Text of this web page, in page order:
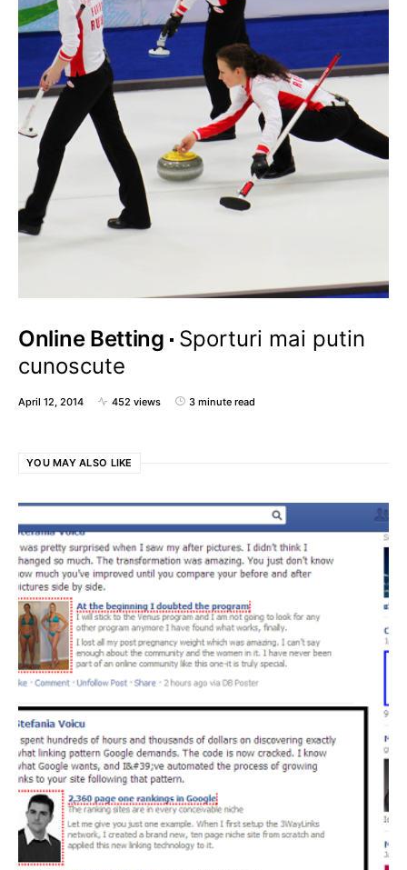
Online Betting
Sporturi mai putin
cunoscute
April 12, 2014 452 views 3 minute read
YOU MAY ALSO LIKE